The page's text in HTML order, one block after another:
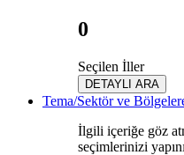
0
Seçilen İller
DETAYLI ARA
Tema/Sektör ve
İlgili içeriğe göz
seçimlerinizi